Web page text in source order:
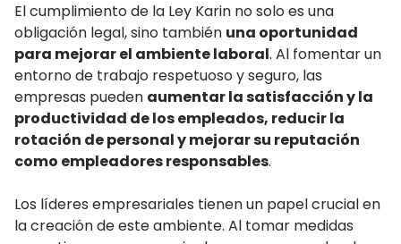
El cumplimiento de la Ley Karin no solo es una
obligación legal, sino también una oportunidad
para mejorar el ambiente laboral. Al fomentar un
entorno de trabajo respetuoso y seguro, las
empresas pueden aumentar la satisfacción y la
productividad de los empleados, reducir la
rotación de personal y mejorar su reputación
como empleadores responsables.
Los líderes empresariales tienen un papel crucial en
la creación de este ambiente. Al tomar medidas